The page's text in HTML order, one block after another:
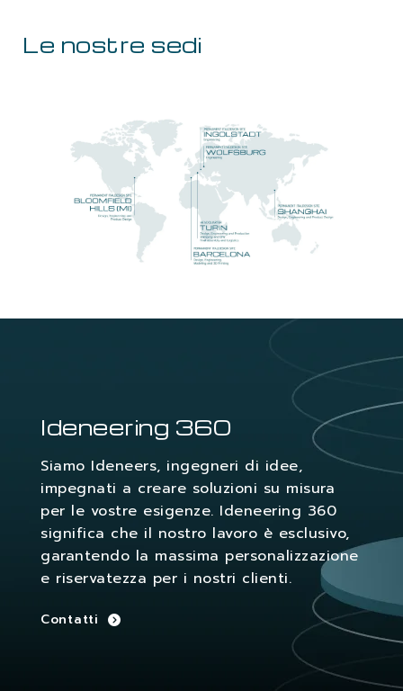
Le nostre sedi
Ideneering 360
Siamo Ideneers, ingegneri di idee,
impegnati a creare soluzioni su misura
per le vostre esigenze. Ideneering 360
significa che il nostro lavoro è esclusivo,
garantendo la massima personalizzazione
e riservatezza per i nostri clienti.
Contatti